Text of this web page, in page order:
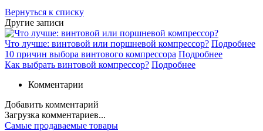
Вернуться к списку
Другие записи
Что лучше: винтовой или поршневой компрессор? Подробнее
10 причин выбора винтового компрессора Подробнее
Как выбрать винтовой компрессор? Подробнее
Комментарии
Добавить комментарий
Загрузка комментариев...
Самые продаваемые товары